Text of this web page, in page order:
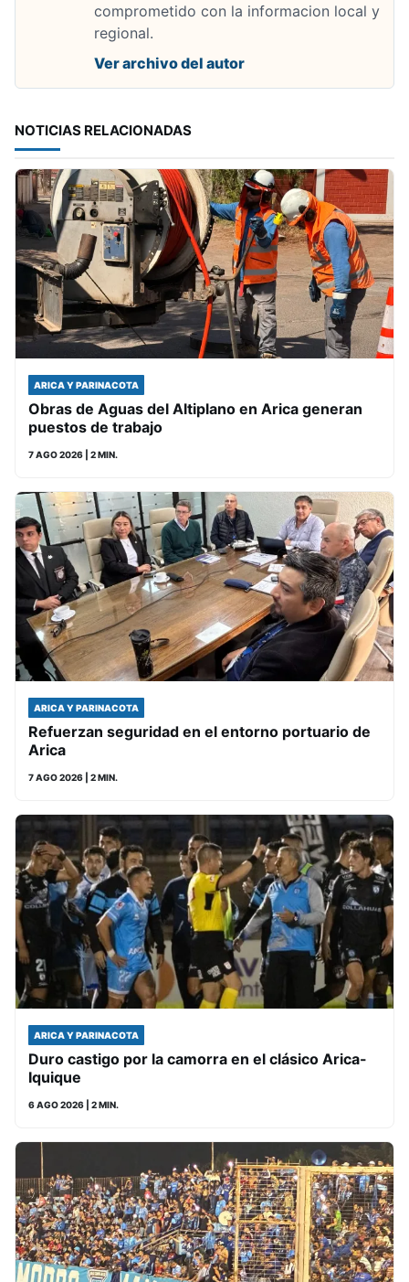
comprometido con la informacion local y
regional.
Ver archivo del autor
NOTICIAS RELACIONADAS
ARICA Y PARINACOTA
Obras de Aguas del Altiplano en Arica generan
puestos de trabajo
7 AGO 2026 | 2 MIN.
ARICA Y PARINACOTA
Refuerzan seguridad en el entorno portuario de
Arica
7 AGO 2026 | 2 MIN.
ARICA Y PARINACOTA
Duro castigo por la camorra en el clásico Arica-
Iquique
6 AGO 2026 | 2 MIN.